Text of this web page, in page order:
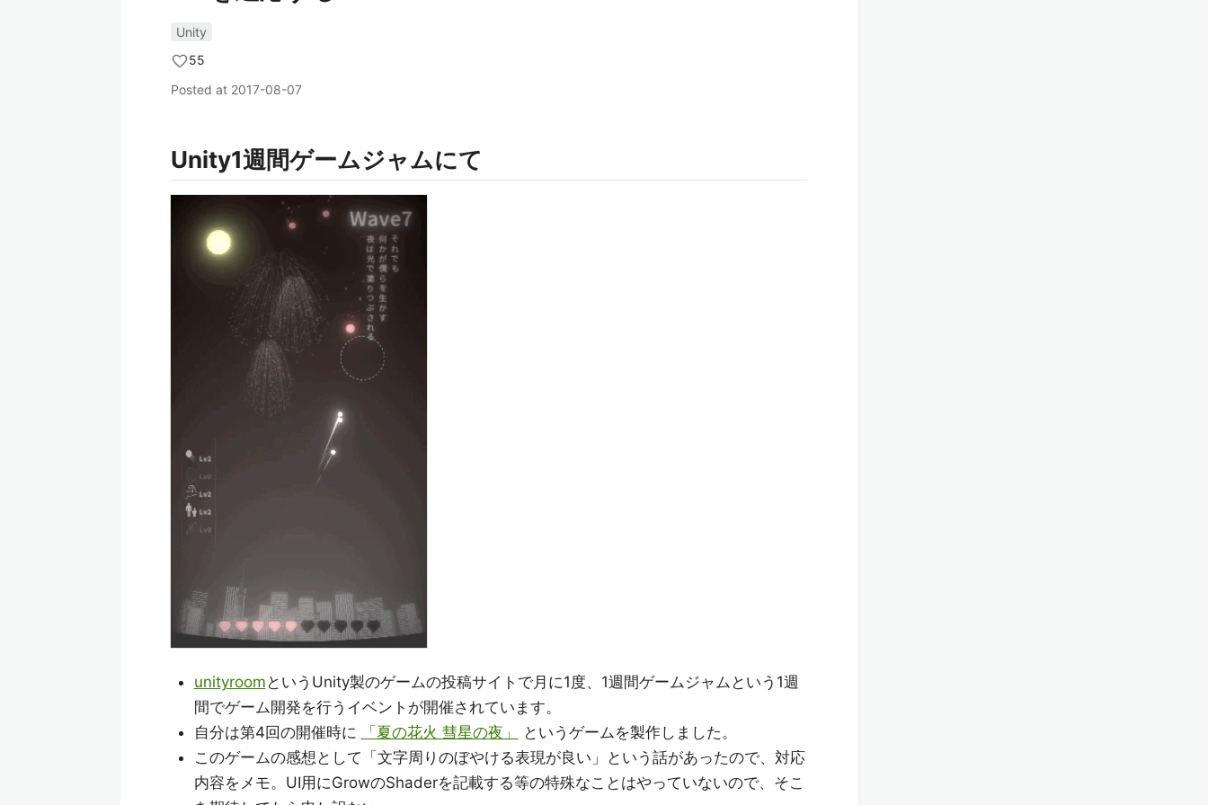
Unity
55
Posted at 2017-08-07
Unity1週間ゲームジャムにて
unityroom というUnity製のゲームの投稿サイトで月に1度、1週間ゲームジャムという1週
間でゲーム開発を行うイベントが開催されています。
自分は第4回の開催時に
「夏の花火 彗星の夜」
というゲームを製作しました。
このゲームの感想として「文字周りのぼやける表現が良い」という話があったので、対応
内容をメモ。UI用にGrowのShaderを記載する等の特殊なことはやっていないので、そこ